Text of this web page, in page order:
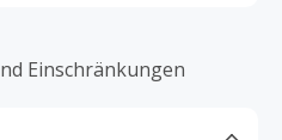
Einschränkungen